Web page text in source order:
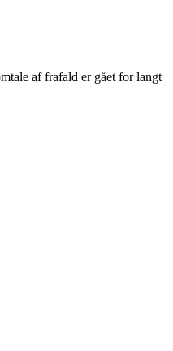
af frafald er gået for langt